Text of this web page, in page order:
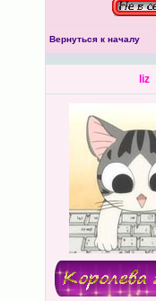
Вернуться к началу
liz